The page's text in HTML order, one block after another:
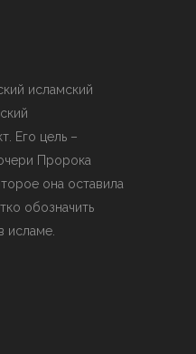
исламский
Его цель –
Пророка
она оставила
обозначить
исламе.